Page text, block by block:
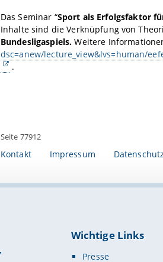
Das Seminar “Sport als Erfolgsfaktor
Inhalte sind die Verknüpfung von
Bundesligaspiels.Weitere
dsc=anew/lecture_view&lvs=human/
.
Seite 77912
Kontakt Impressum Datenschutz
Wichtige Links
Presse